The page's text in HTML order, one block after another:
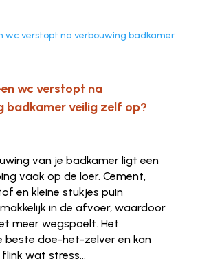
wc verstopt na
badkamer veilig zelf op?
van je badkamer ligt een
vaak op de loer. Cement,
en kleine stukjes puin
in de afvoer, waardoor
meer wegspoelt. Het
beste doe-het-zelver en kan
wat stress...